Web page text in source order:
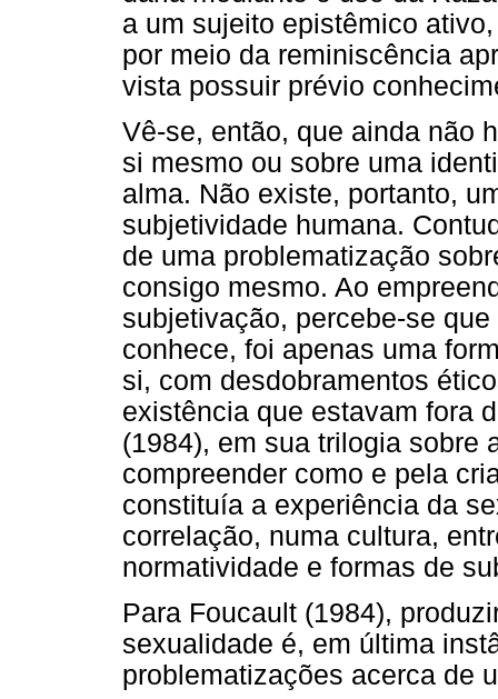
a um sujeito epistêmico
por meio da reminiscência
vista possuir prévio
Vê-se, então, que ainda não
si mesmo ou sobre uma
alma. Não existe, portanto,
subjetividade humana.
de uma problematização
consigo mesmo. Ao
subjetivação, percebe-se que
conhece, foi apenas uma
si, com desdobramentos
existência que estavam fora
(1984), em sua trilogia sobre
compreender como e pela
constituía a experiência da
correlação, numa cultura,
normatividade e formas de
Para Foucault (1984),
sexualidade é, em última
problematizações acerca de